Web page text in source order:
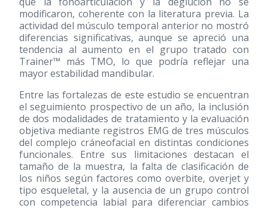
modificaron, coherente con la literatura previa. La
actividad del músculo temporal anterior no mostró
diferencias significativas, aunque se apreció una
tendencia al aumento en el grupo tratado con
Trainer™ más TMO, lo que podría reflejar una
mayor estabilidad mandibular.
Entre las fortalezas de este estudio se encuentran
el seguimiento prospectivo de un año, la inclusión
de dos modalidades de tratamiento y la evaluación
objetiva mediante registros EMG de tres músculos
del complejo cráneofacial en distintas condiciones
funcionales. Entre sus limitaciones destacan el
tamaño de la muestra, la falta de clasificación de
los niños según factores como overbite, overjet y
tipo esqueletal, y la ausencia de un grupo control
con competencia labial para diferenciar cambios